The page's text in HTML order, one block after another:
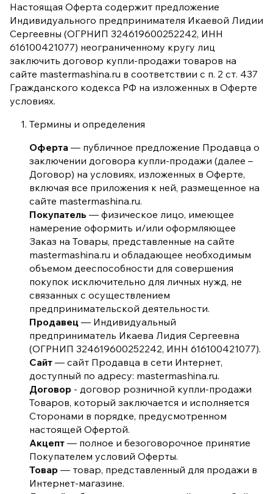
Настоящая Оферта содержит предложение
Индивидуального предпринимателя Икаевой Лидии
Сергеевны (ОГРНИП 324619600252242, ИНН
616100421077) неограниченному кругу лиц
заключить договор купли-продажи товаров на
сайте mastermashina.ru в соответствии с п. 2 ст. 437
Гражданского кодекса РФ на изложенных в Оферте
условиях.
Термины и определения
Оферта — публичное предложение Продавца о
заключении договора купли-продажи (далее –
Договор) на условиях, изложенных в Оферте,
включая все приложения к ней, размещенное на
сайте mastermashina.ru.
Покупатель — физическое лицо, имеющее
намерение оформить и/или оформляющее
Заказ на Товары, представленные на сайте
mastermashina.ru и обладающее необходимым
объемом дееспособности для совершения
покупок исключительно для личных нужд, не
связанных с осуществлением
предпринимательской деятельности.
Продавец — Индивидуальный
предприниматель Икаева Лидия Сергеевна
(ОГРНИП 324619600252242, ИНН 616100421077).
Сайт — сайт Продавца в сети Интернет,
доступный по адресу: mastermashina.ru.
Договор - договор розничной купли-продажи
Товаров, который заключается и исполняется
Сторонами в порядке, предусмотренном
настоящей Офертой.
Акцепт — полное и безоговорочное принятие
Покупателем условий Оферты.
Товар — товар, представленный для продажи в
Интернет-магазине.